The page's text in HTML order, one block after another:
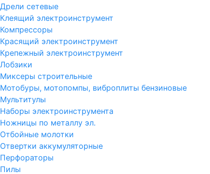
Дрели сетевые
Клеящий электроинструмент
Компрессоры
Красящий электроинструмент
Крепежный электроинструмент
Лобзики
Миксеры строительные
Мотобуры, мотопомпы, виброплиты бензиновые
Мультитулы
Наборы электроинструмента
Ножницы по металлу эл.
Отбойные молотки
Отвертки аккумуляторные
Перфораторы
Пилы